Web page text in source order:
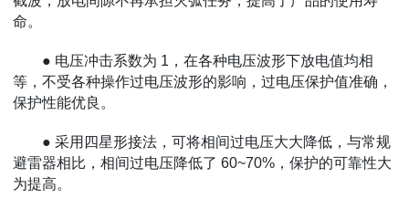
命。
● 电压冲击系数为 1，在各种电压波形下放电值均相
等，不受各种操作过电压波形的影响，过电压保护值准确，
保护性能优良。
● 采用四星形接法，可将相间过电压大大降低，与常规
避雷器相比，相间过电压降低了 60~70%，保护的可靠性大
为提高。